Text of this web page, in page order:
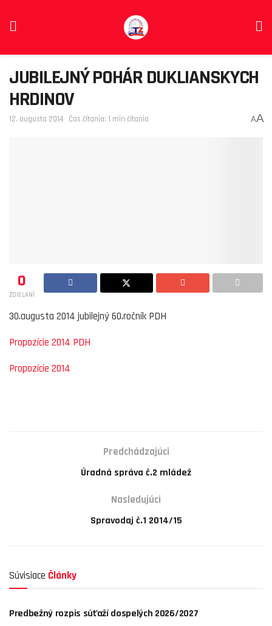
JUBILEJNÝ POHÁR DUKLIANSKYCH
HRDINOV
12. augusta 2014 Čas čítania: 1 min čítania AA
0
ZDIEĽANÍ
30.augusta 2014 jubilejný 60.ročník PDH
Propozície 2014 PDH
Propozície 2014
Predchádzajúci
Úradná správa č.2 mládež
Nasledujúci
Spravodaj č.1 2014/15
Súvisiace Články
AKTUALITY
Predbežný rozpis súťaží dospelých 2026/2027